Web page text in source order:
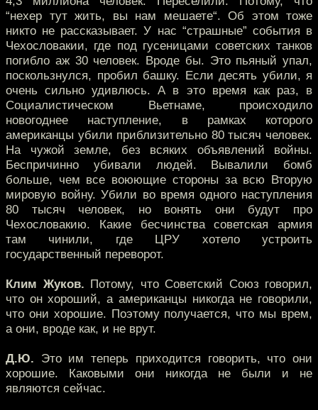
“нехер тут жить, вы нам мешаете“. Об этом тоже
никто не рассказывает. У нас “страшные” события в
Чехословакии, где под гусеницами советских танков
погибло аж 30 человек. Вроде бы. Это пьяный упал,
поскользнулся, пробил башку. Если десять убили, я
очень сильно удивлюсь. А в это время как раз, в
Социалистическом Вьетнаме, происходило
новогоднее наступление, в рамках которого
американцы убили приблизительно 80 тысяч человек.
На чужой земле, без всяких объявлений войны.
Беспричинно убивали людей. Вывалили бомб
больше, чем все воюющие стороны за всю Вторую
мировую войну. Убили во время одного наступления
80 тысяч человек, но вонять они будут про
Чехословакию. Какие бесчинства советская армия
там чинили, где ЦРУ хотело устроить
государственный переворот.
Клим Жуков. Потому, что Советский Союз говорил,
что он хороший, а американцы никогда не говорили,
что они хорошие. Поэтому получается, что мы врем,
а они, вроде как, и не врут.
Д.Ю. Это им теперь приходится говорить, что они
хорошие. Каковыми они никогда не были и не
являются сейчас.